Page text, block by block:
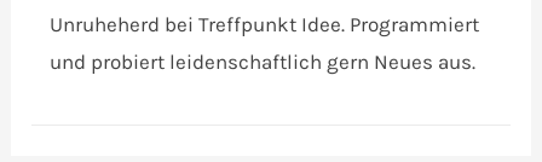
Unruheherd bei Treffpunkt Idee. Programmiert
und probiert leidenschaftlich gern Neues aus.